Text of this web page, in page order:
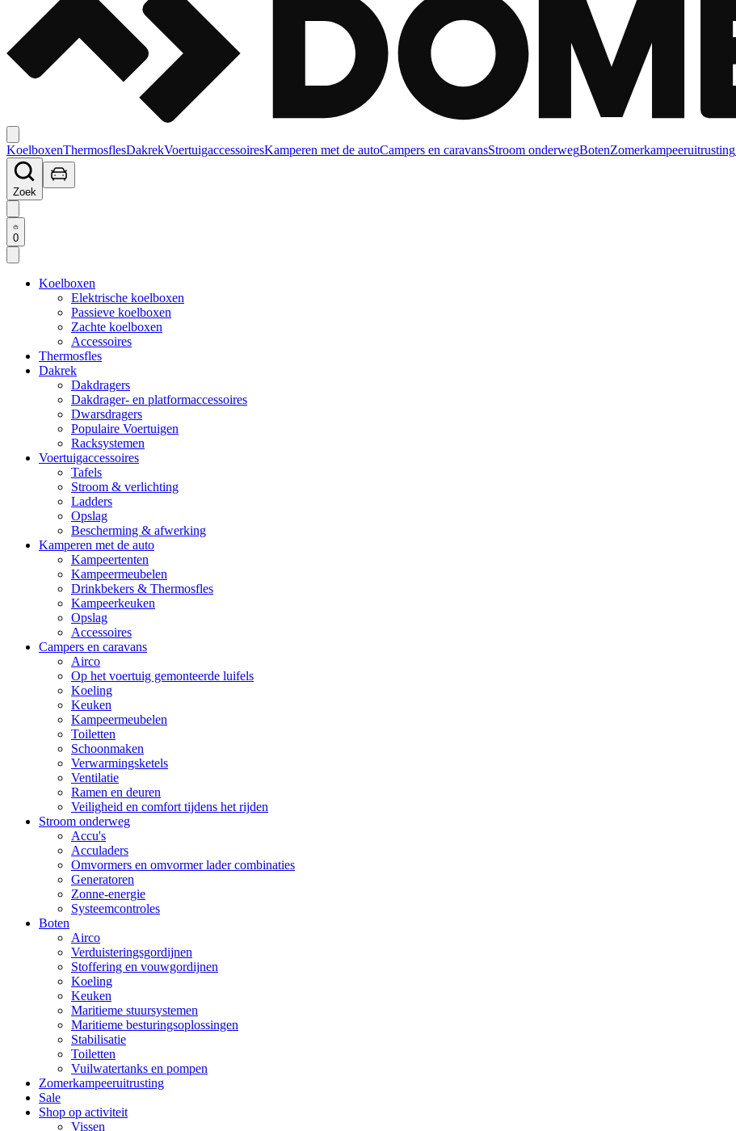
KoelboxenThermosflesDakrekVoertuigaccessoiresKamperen met de autoCampers en caravansStroom onderwegBotenZomerkampeeruitrusting
Zoek
0
Koelboxen
Elektrische koelboxen
Passieve koelboxen
Zachte koelboxen
Accessoires
Thermosfles
Dakrek
Dakdragers
Dakdrager- en platformaccessoires
Dwarsdragers
Populaire Voertuigen
Racksystemen
Voertuigaccessoires
Tafels
Stroom & verlichting
Ladders
Opslag
Bescherming & afwerking
Kamperen met de auto
Kampeertenten
Kampeermeubelen
Drinkbekers & Thermosfles
Kampeerkeuken
Opslag
Accessoires
Campers en caravans
Airco
Op het voertuig gemonteerde luifels
Koeling
Keuken
Kampeermeubelen
Toiletten
Schoonmaken
Verwarmingsketels
Ventilatie
Ramen en deuren
Veiligheid en comfort tijdens het rijden
Stroom onderweg
Accu's
Acculaders
Omvormers en omvormer lader combinaties
Generatoren
Zonne-energie
Systeemcontroles
Boten
Airco
Verduisteringsgordijnen
Stoffering en vouwgordijnen
Koeling
Keuken
Maritieme stuursystemen
Maritieme besturingsoplossingen
Stabilisatie
Toiletten
Vuilwatertanks en pompen
Zomerkampeeruitrusting
Sale
Shop op activiteit
Vissen